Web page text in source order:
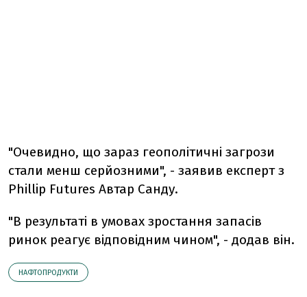
"Очевидно, що зараз геополітичні загрози
стали менш серйозними", - заявив експерт з
Phillip Futures Автар Санду.
"В результаті в умовах зростання запасів
ринок реагує відповідним чином", - додав він.
НАФТОПРОДУКТИ